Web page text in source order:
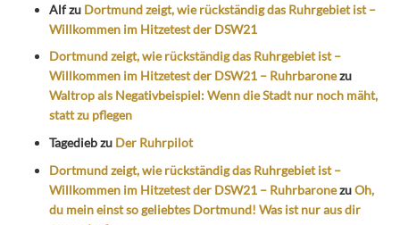
Alfzu Dortmund zeigt, wie rückständig das Ruhrgebiet ist –
Willkommen im Hitzetest der DSW21
Dortmund zeigt, wie rückständig das Ruhrgebiet ist –
Willkommen im Hitzetest der DSW21 – Ruhrbaronezu
Waltrop als Negativbeispiel: Wenn die Stadt nur noch mäht,
statt zu pflegen
Tagediebzu Der Ruhrpilot
Dortmund zeigt, wie rückständig das Ruhrgebiet ist –
Willkommen im Hitzetest der DSW21 – RuhrbaronezuOh,
du mein einst so geliebtes Dortmund! Was ist nur aus dir